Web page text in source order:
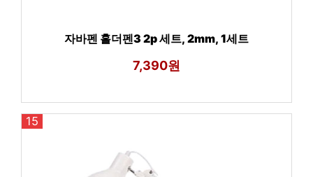
자바펜 홀더펜3 2p 세트, 2mm, 1세트
7,390원
15